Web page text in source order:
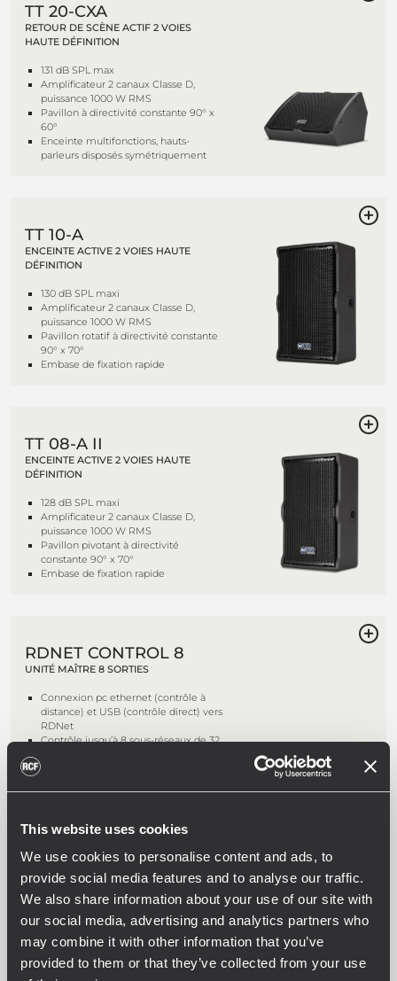
This website uses cookies
We use cookies to personalise content and ads, to
provide social media features and to analyse our traffic.
We also share information about your use of our site with
our social media, advertising and analytics partners who
may combine it with other information that you’ve
provided to them or that they’ve collected from your use
TT 20-CXA
RETOUR DE SCÈNE ACTIF 2 VOIES
HAUTE DÉFINITION
131 dB SPL max
Amplificateur 2 canaux Classe D,
puissance 1000 W RMS
Pavillon à directivité constante 90° x
60°
Enceinte multifonctions, hauts-
parleurs disposés symétriquement
TT 10-A
ENCEINTE ACTIVE 2 VOIES HAUTE
DÉFINITION
130 dB SPL maxi
Amplificateur 2 canaux Classe D,
puissance 1000 W RMS
Pavillon rotatif à directivité constante
90° x 70°
Embase de fixation rapide
TT 08-A II
ENCEINTE ACTIVE 2 VOIES HAUTE
DÉFINITION
128 dB SPL maxi
Amplificateur 2 canaux Classe D,
puissance 1000 W RMS
Pavillon pivotant à directivité
constante 90° x 70°
Embase de fixation rapide
RDNET CONTROL 8
UNITÉ MAÎTRE 8 SORTIES
Connexion pc ethernet (contrôle à
distance) et USB (contrôle direct) vers
RDNet
Contrôle jusqu’à 8 sous-réseaux de 32
positionnement de périphérique
RDNET CONTROL 2
UNITÉ MAÎTRE 2 SORTIES
Suivi et contrôle de périphérique USB
en temps réel
Contrôle jusqu’à 2 sous-réseaux de 32